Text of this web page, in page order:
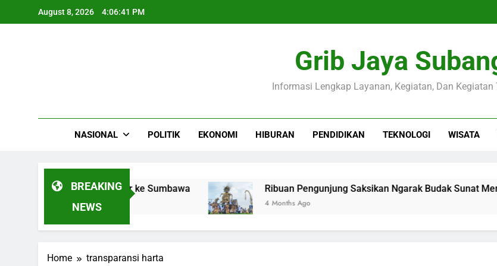
August 8, 2026 4:06:42 PM
Grib Jaya
Informasi Lengkap Layanan, Kegiatan, Dan Kegiatan
NASIONAL POLITIK EKONOMI HIBURAN PENDIDIKAN TEKNOLOGI WISATA
BREAKING
NEWS
Camellia Bersandar ke Sumbawa Ribuan Pengunjung Saksikan Ngarak Budak Sunat
4 Months Ago
Home transparansi harta